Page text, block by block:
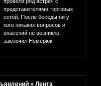
представителями торговых
сетей. После беседы ни у
кого никаких вопросов и
опасений не возникло,
заключил Немерюк.
»Лента